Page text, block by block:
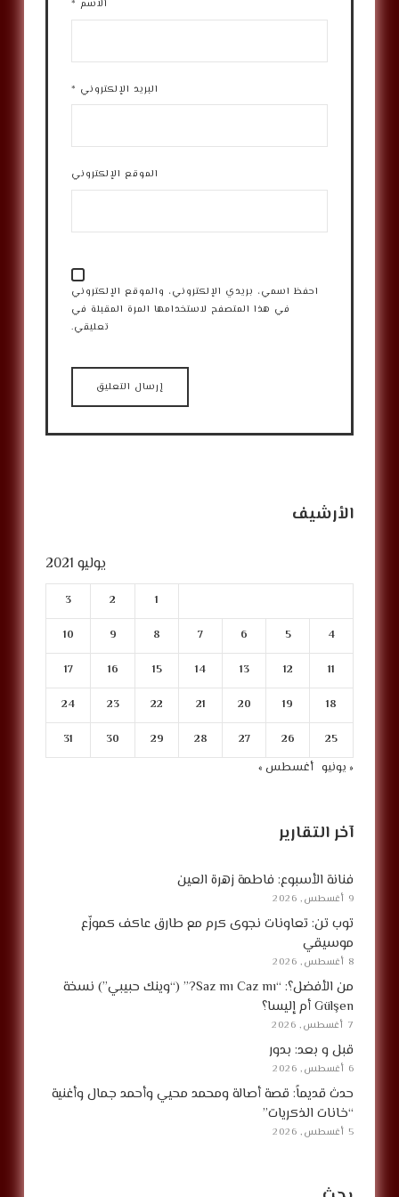
الاسم *
البريد الإلكتروني *
الموقع الإلكتروني
احفظ اسمي، بريدي الإلكتروني، والموقع الإلكتروني
في هذا المتصفح لاستخدامها المرة المقبلة في
تعليقي.
الأرشيف
يوليو 2021
1
2
3
4
5
6
7
8
9
10
11
12
13
14
15
16
17
18
19
20
21
22
23
24
25
26
27
28
29
30
31
« يونيو أغسطس »
آخر التقارير
فنانة الأسبوع: فاطمة زهرة العين
9 أغسطس, 2026
توب تن: تعاونات نجوى كرم مع طارق عاكف كموزّع
موسيقي
8 أغسطس, 2026
من الأفضل؟: “Saz mı Caz mı?” (“وينك حبيبي”) نسخة
Gülşen أم إليسا؟
7 أغسطس, 2026
قبل و بعد: بدور
6 أغسطس, 2026
حدث قديماً: قصة أصالة ومحمد محيي وأحمد جمال وأغنية
“خانات الذكريات”
5 أغسطس, 2026